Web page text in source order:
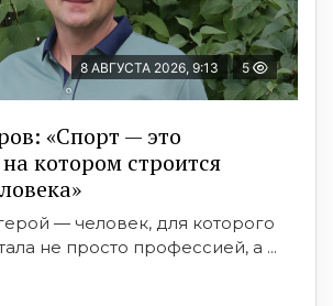
8 АВГУСТА 2026, 9:13 5
«Спорт — это
котором строится
— человек, для которого
не просто профессией, а ...